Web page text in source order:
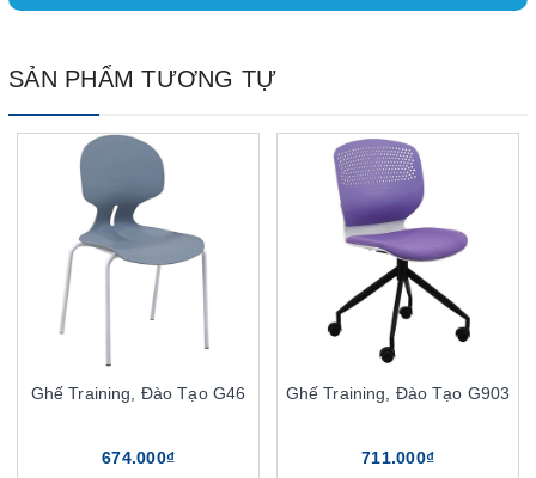
SẢN PHẨM TƯƠNG TỰ
Ghế Training, Đào Tạo G46
674.000₫
Ghế Training, Đào Tạo G903
711.000₫